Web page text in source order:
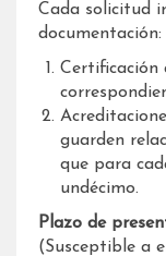
Cada solicitud
documentación:
Certificación
guarden
que para
undécimo.
Plazo de
(Susceptible a